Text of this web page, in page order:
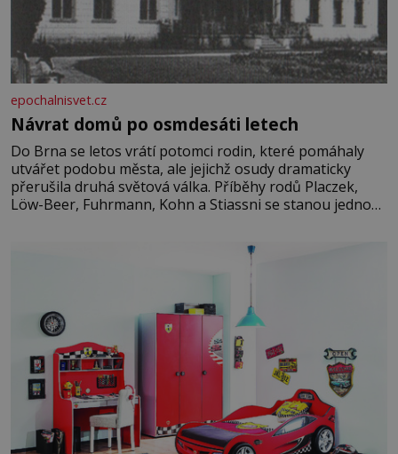
epochalnisvet.cz
Návrat domů po osmdesáti letech
Do Brna se letos vrátí potomci rodin, které pomáhaly
utvářet podobu města, ale jejichž osudy dramaticky
přerušila druhá světová válka. Příběhy rodů Placzek,
Löw-Beer, Fuhrmann, Kohn a Stiassni se stanou jednou
jednoduché. Místa, která si člověk pamatuje z rodinných